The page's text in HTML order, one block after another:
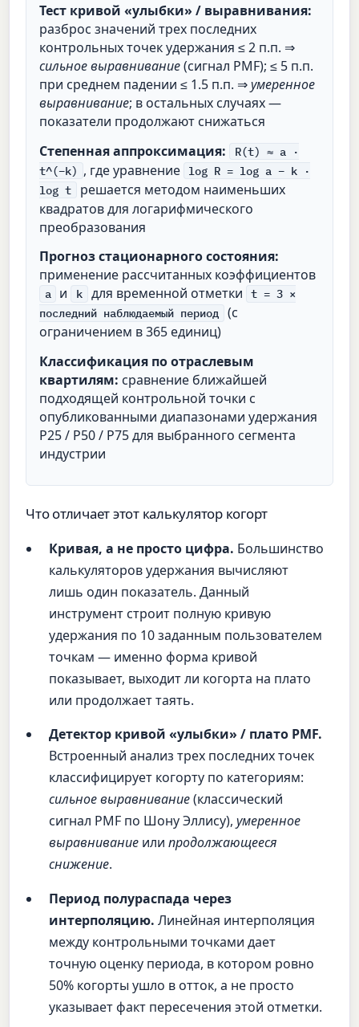
Тест кривой «улыбки» / выравнивания:
разброс значений трех последних
контрольных точек удержания ≤ 2 п.п. ⇒
сильное выравнивание(сигнал PMF); ≤ 5 п.п.
при среднем падении ≤ 1.5 п.п. ⇒умеренное
выравнивание; в остальных случаях —
показатели продолжают снижаться
Степенная аппроксимация:
R(t) ≈ a ·
t^(−k) , где уравнение
log R = log a − k ·
log t
решается методом наименьших
квадратов для логарифмического
преобразования
Прогноз стационарного состояния:
применение рассчитанных коэффициентов
a и k для временной отметки
t = 3 ×
последний наблюдаемый период
(с
ограничением в 365 единиц)
Классификация по отраслевым
квартилям: сравнение ближайшей
подходящей контрольной точки с
опубликованными диапазонами удержания
P25 / P50 / P75 для выбранного сегмента
индустрии
Что отличает этот калькулятор когорт
Кривая, а не просто цифра. Большинство
калькуляторов удержания вычисляют
лишь один показатель. Данный
инструмент строит полную кривую
удержания по 10 заданным пользователем
точкам — именно форма кривой
показывает, выходит ли когорта на плато
или продолжает таять.
Детектор кривой «улыбки» / плато PMF.
Встроенный анализ трех последних точек
классифицирует когорту по категориям:
сильное выравнивание(классический
сигнал PMF по Шону Эллису),умеренное
выравнивание илипродолжающееся
снижение.
Период полураспада через
интерполяцию. Линейная интерполяция
между контрольными точками дает
точную оценку периода, в котором ровно
50% когорты ушло в отток, а не просто
указывает факт пересечения этой отметки.